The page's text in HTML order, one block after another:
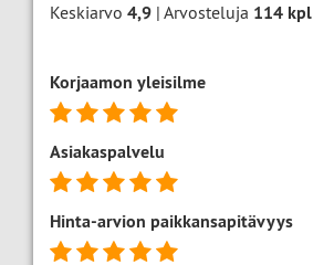
Keskiarvo 4,9 | Arvosteluja 114 kpl
Korjaamon yleisilme
Asiakaspalvelu
Hinta-arvion paikkansapitävyys